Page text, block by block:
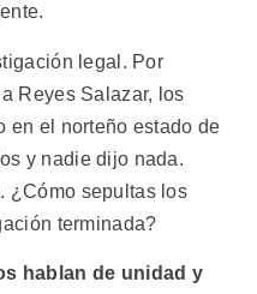
legal. Por
Reyes Salazar, los
en el norteño estado de
y nadie dijo nada.
¿Cómo sepultas los
terminada?
hablan de unidad y